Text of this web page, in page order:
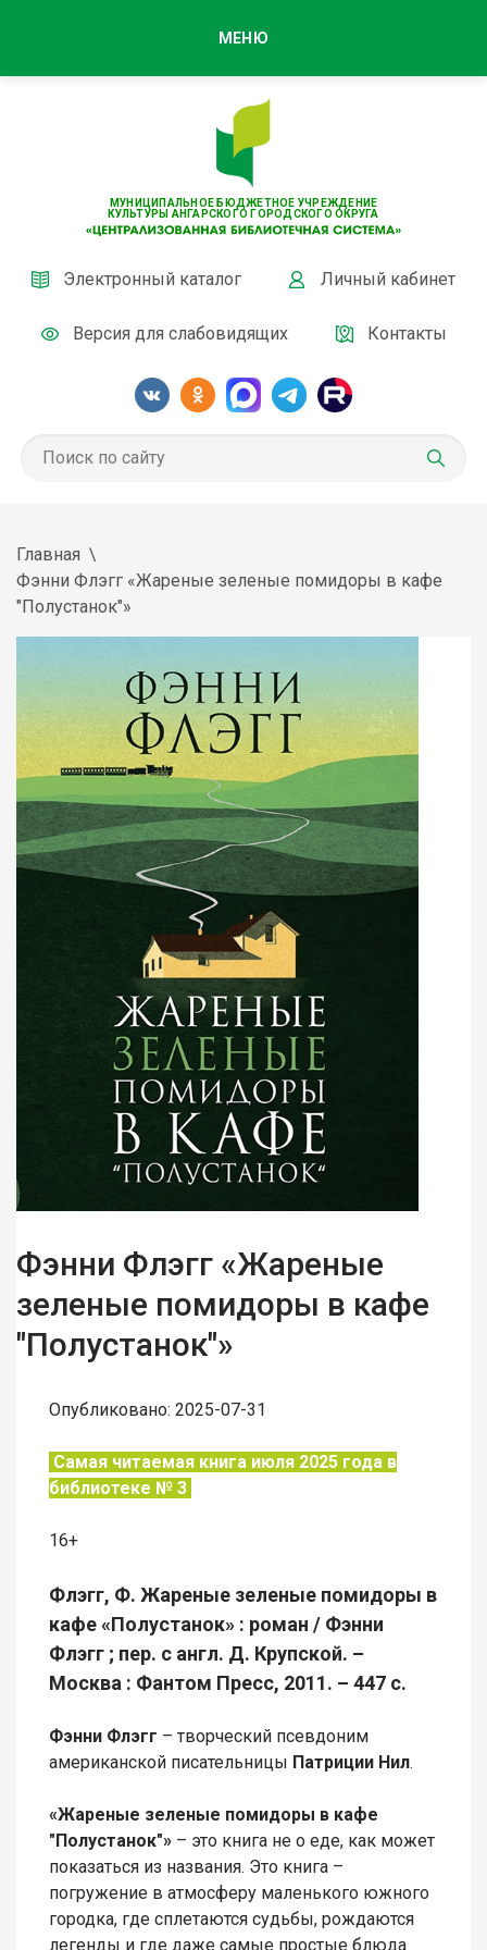
МУНИЦИПАЛЬНОЕ БЮДЖЕТНОЕ УЧРЕЖДЕНИЕ
КУЛЬТУРЫ АНГАРСКОГО ГОРОДСКОГО ОКРУГА
Электронный каталог Личный кабинет
Версия для слабовидящих Контакты
МЕНЮ
Главная
Фэнни Флэгг «Жареные зеленые помидоры в кафе
"Полустанок"»
Фэнни Флэгг «Жареные
зеленые помидоры в кафе
"Полустанок"»
Опубликовано: 2025-07-31
Самая читаемая книга июля 2025 года в
библиотеке № 3
16+
Флэгг, Ф. Жареные зеленые помидоры в
кафе «Полустанок» : роман / Фэнни
Флэгг ; пер. с англ. Д. Крупской. –
Москва : Фантом Пресс, 2011. – 447 с.
Фэнни Флэгг – творческий псевдоним
американской писательницы Патриции Нил.
«Жареные зеленые помидоры в кафе
"Полустанок"» – это книга не о еде, как может
показаться из названия. Это книга –
погружение в атмосферу маленького южного
городка, где сплетаются судьбы, рождаются
легенды и где даже самые простые блюда